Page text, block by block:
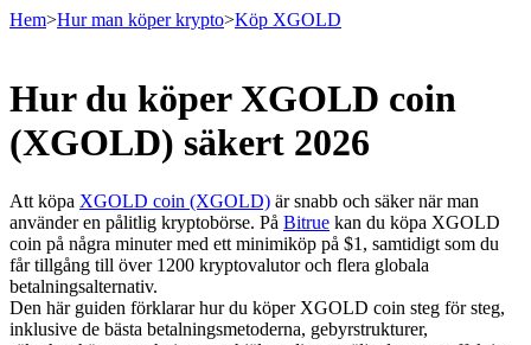
Terminer
Hem>Hur man köper krypto>Köp XGOLD
Hur du köper XGOLD coin
(XGOLD) säkert 2026
Att köpa XGOLD coin (XGOLD) är snabb och säker när man
använder en pålitlig kryptobörse. På Bitrue kan du köpa XGOLD
coin på några minuter med ett minimiköp på $1, samtidigt som du
får tillgång till över 1200 kryptovalutor och flera globala
betalningsalternativ.
Den här guiden förklarar hur du köper XGOLD coin steg för steg,
inklusive de bästa betalningsmetoderna, gebyrstrukturer,